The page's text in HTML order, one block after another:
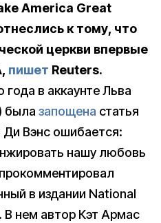
America Great
к тому, что
церкви впервые
пишет Reuters.
года в аккаунте Льва
была запощена статья
Вэнс ошибается:
нашу любовь
в издании National
В нем автор Кэт Армас